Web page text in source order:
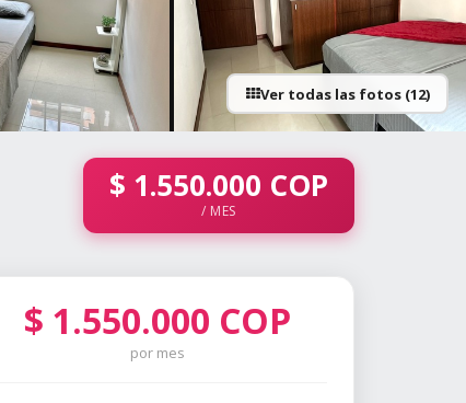
Ver todas las fotos (12)
$ 1.550.000 COP
/ MES
$ 1.550.000 COP
por mes